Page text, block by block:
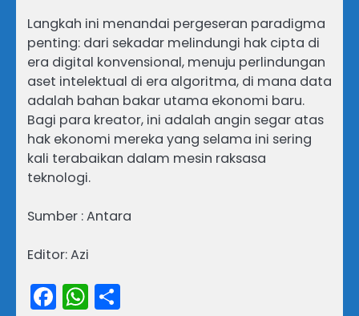
Langkah ini menandai pergeseran paradigma
penting: dari sekadar melindungi hak cipta di
era digital konvensional, menuju perlindungan
aset intelektual di era algoritma, di mana data
adalah bahan bakar utama ekonomi baru.
Bagi para kreator, ini adalah angin segar atas
hak ekonomi mereka yang selama ini sering
kali terabaikan dalam mesin raksasa
teknologi.
Sumber : Antara
Editor: Azi
Facebook
WhatsApp